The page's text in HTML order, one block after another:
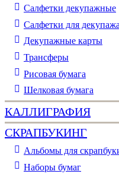
Cалфетки декупажные
Салфетки для
Декупажные карты
Трансферы
Рисовая бумага
Шелковая бумага
КАЛЛИГРАФИЯ
СКРАПБУКИНГ
Альбомы для
Наборы бумаг